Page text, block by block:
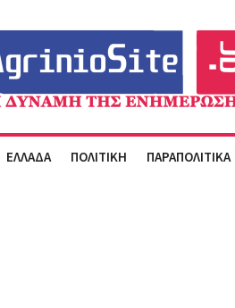
ΕΛΛΑΔΑ ΠΟΛΙΤΙΚΗ ΠΑΡΑΠΟΛΙΤΙΚΑ